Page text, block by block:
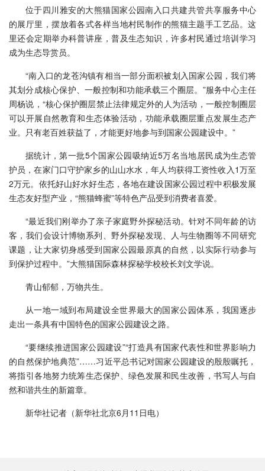
位于四川雅安的大熊猫国家公园南入口共建共管共享服务中心
的展厅里，摆放着各式各样当地村民制作的熊猫主题手工艺品。这
里还会定期举办科普讲座，普及生态知识，许多村民通过培训学习
成为生态导赏员。
“南入口的龙苍沟镇有相当一部分面积被划入国家公园，我们将
其划分成核心保护、一般控制和功能承载三个圈层。”服务中心主任
周杨说，“核心保护圈层禁止法律规定外的人为活动，一般控制圈层
可以开展自然教育和生态体验活动，功能承载圈层重点发展生态产
业。只有老百姓获益了，才能更好地参与到国家公园建设中。”
据统计，第一批5个国家公园吸纳近5万名当地居民成为生态管
护员，在家门口守护家乡的山山水水，年人均获得工资性收入1万至
2万元。依托好山好水好生态，各地在建设国家公园过程中积极发展
生态友好型产业，“熊猫蜂蜜”等特色产品受到消费者喜爱。
“最近我们刚举办了亲子家庭野外探秘活动。针对不同年龄的访
客，我们会设计博物系列、野外探秘发现、人与生物圈等不同研究
课题，让大家切身感受到国家公园最原真的自然，以实际行动参与
到保护过程中。”大熊猫国际森林探秘学校校长刘文学说。
青山郁郁，万物共生。
从一地一域到布局建设全世界最大的国家公园体系，我国逐步
走出一条具有中国特色的国家公园建设之路。
“要继续推进国家公园建设”“打造具有国家代表性和世界影响力
的自然保护地典范”……习近平总书记对国家公园建设的殷殷嘱托，
将指引各地努力统筹生态保护、绿色发展和民生改善，书写人与自
然和谐共生的新篇章。
新华社记者（新华社北京6月11日电）